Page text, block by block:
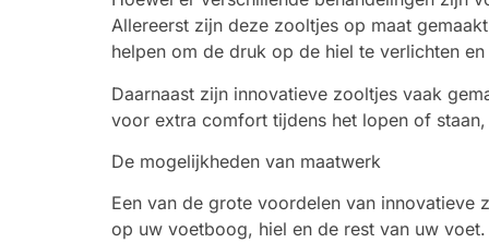
Allereerst zijn deze zooltjes op maat
helpen om de druk op de hiel te verlichten
Daarnaast zijn innovatieve zooltjes vaak
voor extra comfort tijdens het lopen of
De mogelijkheden van maatwerk
Een van de grote voordelen van
op uw voetboog, hiel en de rest van uw